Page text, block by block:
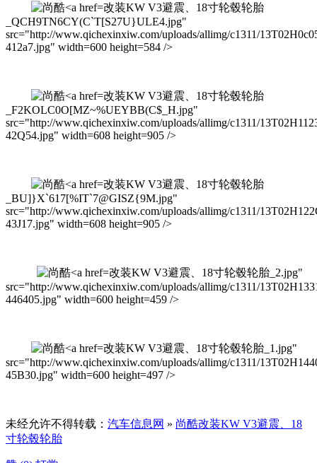
改装KW V3避震、18寸轮毂轮胎
_QCH9TN6CY(C`T[S27U}ULE4.jpg"
src="http://www.qichexinxiw.com/uploads/allimg/c1311/
412a7.jpg" width=600 height=584 />
改装KW V3避震、18寸轮毂轮胎
_F2KOLC0O[MZ~%UEYBB(C$_H.jpg"
src="http://www.qichexinxiw.com/uploads/allimg/c1311/
42Q54.jpg" width=608 height=905 />
改装KW V3避震、18寸轮毂轮胎
_BU]}X`617[%IT`7@GISZ{9M.jpg"
src="http://www.qichexinxiw.com/uploads/allimg/c1311/
43J17.jpg" width=608 height=905 />
改装KW V3避震、18寸轮毂轮胎_2.jpg"
src="http://www.qichexinxiw.com/uploads/allimg/c1311/
446405.jpg" width=600 height=459 />
改装KW V3避震、18寸轮毂轮胎_1.jpg"
src="http://www.qichexinxiw.com/uploads/allimg/c1311/
45B30.jpg" width=600 height=497 />
未经允许不得转载： 汽车信息网 » 尚酷改装KW V3避震、18
寸轮毂轮胎